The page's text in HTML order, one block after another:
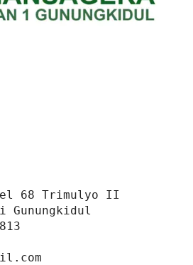
68 Trimulyo II
Gunungkidul